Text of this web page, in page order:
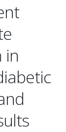
in